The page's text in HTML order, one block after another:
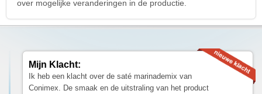
over mogelijke veranderingen in de productie.
Mijn Klacht:
Ik heb een klacht over de saté marinademix van
Conimex. De smaak en de uitstraling van het product